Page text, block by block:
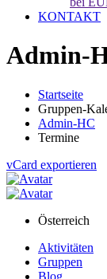
KONTAKT
Admin-
Startseite
Gruppen-
Admin-HC
Termine
vCard exportieren
Österreich
Aktivitäten
Gruppen
Blog